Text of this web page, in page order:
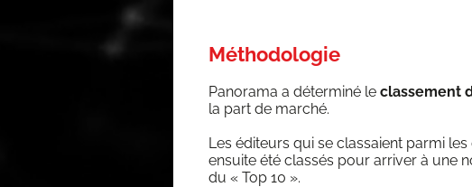
Méthodologie
Pano­ra­ma a déter­mi­né le clas­se­ment
la part de marché.
Les édi­teurs qui se clas­saient par­mi
ensuite été clas­sés pour arri­ver à une
du « Top 10 ».